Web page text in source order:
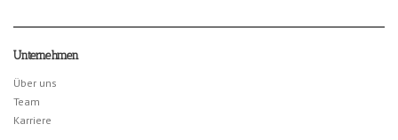
Unternehmen
Über uns
Team
Karriere